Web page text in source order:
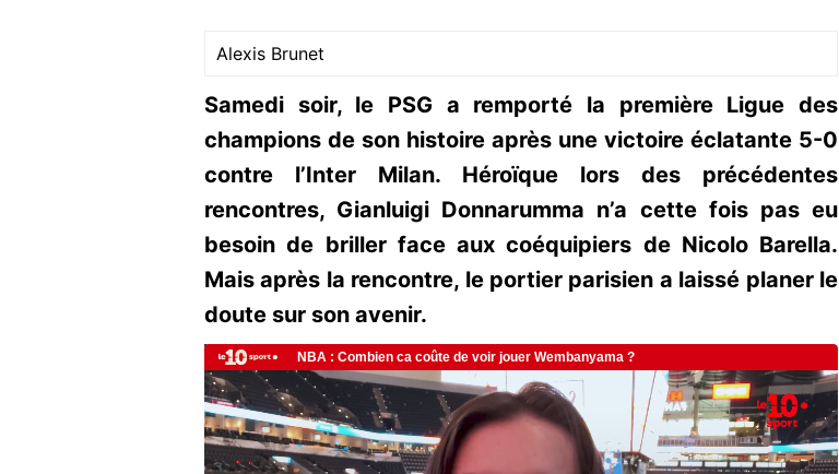
Alexis Brunet
Samedi soir, le PSG a remporté la première Ligue des
champions de son histoire après une victoire éclatante 5-0
contre l’Inter Milan. Héroïque lors des précédentes
rencontres, Gianluigi Donnarumma n’a cette fois pas eu
besoin de briller face aux coéquipiers de Nicolo Barella.
Mais après la rencontre, le portier parisien a laissé planer le
doute sur son avenir.